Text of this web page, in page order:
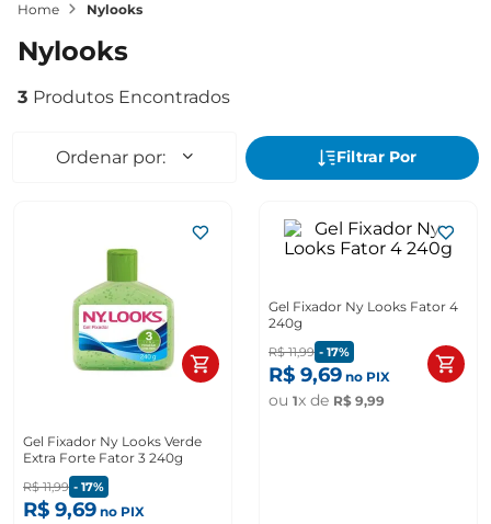
nylooks
nylooks
3
Gel Fixador Ny Looks Verde
Extra Forte Fator 3 240g
R$ 11,99 - 17%
R$ 9,69 no PIX
Gel Fixador Ny Looks Fator 4
240g
R$ 11,99 - 17%
R$ 9,69 no PIX
ou 1x de R$ 9,99